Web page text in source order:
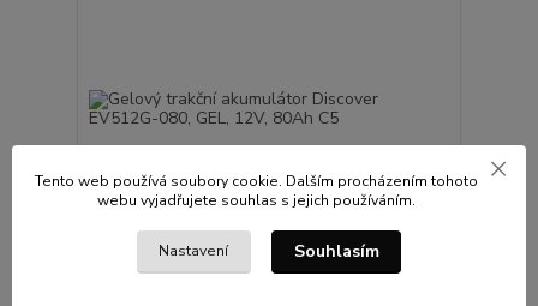
Tento web používá soubory cookie. Dalším procházením tohoto
webu vyjadřujete souhlas s jejich používáním.
Nastavení Souhlasím